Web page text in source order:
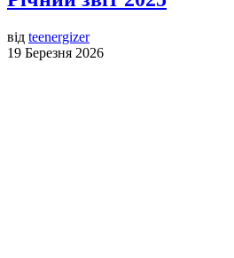
від teenergizer
19 Березня 2026